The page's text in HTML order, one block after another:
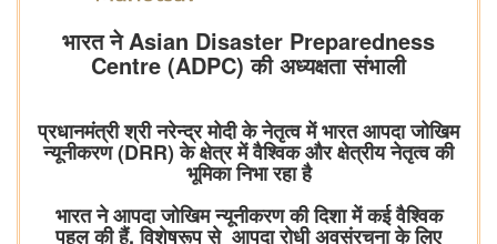
भारत ने Asian Disaster Preparedness
Centre (ADPC) की अध्यक्षता संभाली
प्रधानमंत्री श्री नरेन्द्र मोदी के नेतृत्व में भारत आपदा जोखिम
न्यूनीकरण (DRR) के क्षेत्र में वैश्विक और क्षेत्रीय नेतृत्व की
भूमिका निभा रहा है
भारत ने आपदा जोखिम न्यूनीकरण की दिशा में कई वैश्विक
पहल की हैं, विशेषरूप से आपदा रोधी अवसंरचना के लिए